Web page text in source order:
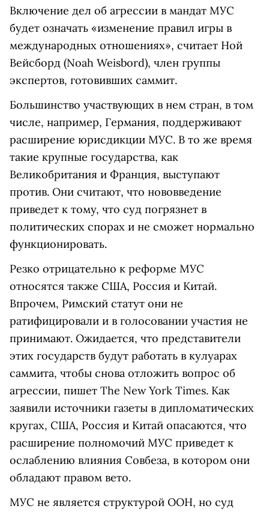
Включение дел об агрессии в мандат МУС
будет означать «изменение правил игры в
международных отношениях», считает Ной
Вейсборд (Noah Weisbord), член группы
экспертов, готовивших саммит.
Большинство участвующих в нем стран, в том
числе, например, Германия, поддерживают
расширение юрисдикции МУС. В то же время
такие крупные государства, как
Великобритания и Франция, выступают
против. Они считают, что нововведение
приведет к тому, что суд погрязнет в
политических спорах и не сможет нормально
функционировать.
Резко отрицательно к реформе МУС
относятся также США, Россия и Китай.
Впрочем, Римский статут они не
ратифицировали и в голосовании участия не
принимают. Ожидается, что представители
этих государств будут работать в кулуарах
саммита, чтобы снова отложить вопрос об
агрессии, пишет The New York Times. Как
заявили источники газеты в дипломатических
кругах, США, Россия и Китай опасаются, что
расширение полномочий МУС приведет к
ослаблению влияния Совбеза, в котором они
обладают правом вето.
МУС не является структурой ООН, но суд